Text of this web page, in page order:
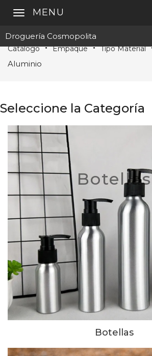
Droguería Cosmopolita
MENU
Catálogo Empaque Tipo Material
Aluminio
Seleccione la Categoría
Botellas
Botellas